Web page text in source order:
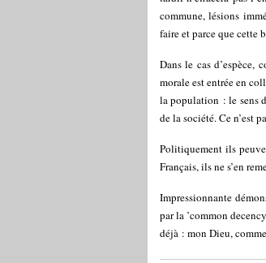
commune, lésions
faire et parce que cette
Dans le cas d’espèce,
morale est entrée en
la population : le sens
de la société. Ce n’est
Politiquement ils
Français, ils ne s’en
Impressionnante
par la ’common
déjà : mon Dieu,